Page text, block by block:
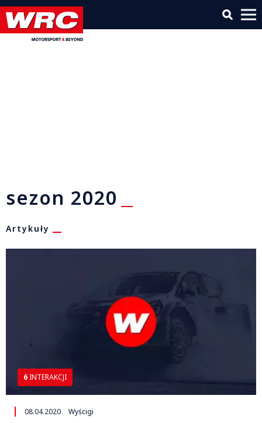
sezon 2020
Artykuły
6 INTERAKCJI
08.04.2020 Wyścigi